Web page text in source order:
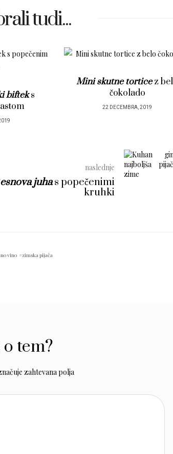
tudi...
2019
Česnova juhas
kruhki
22 DECEMBRA, 2019
naslednje
juhas popečenimi
kruhki
vino zimska pijača
tem?
zahtevana polja